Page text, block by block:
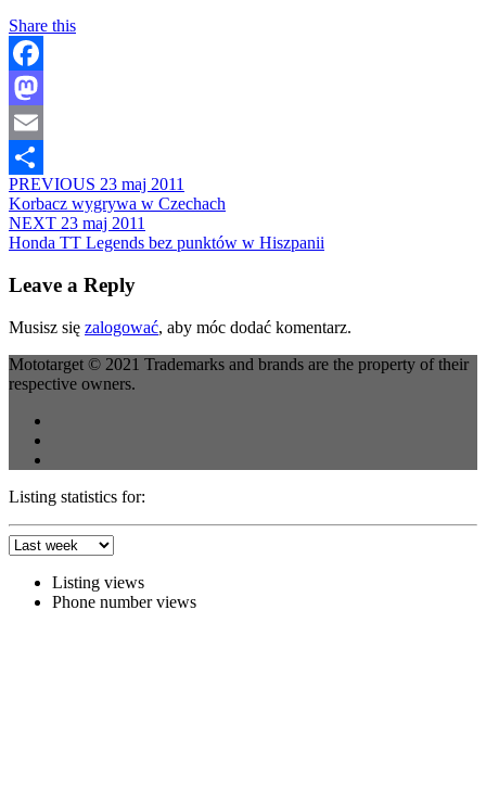
Share this
Facebook
Mastodon
Email
Share
PREVIOUS 23 maj 2011
Korbacz wygrywa w Czechach
NEXT 23 maj 2011
Honda TT Legends bez punktów w Hiszpanii
Leave a Reply
Musisz się zalogować, aby móc dodać komentarz.
Mototarget © 2021 Trademarks and brands are the property of their
respective owners.
Listing statistics for:
Listing views
Phone number views